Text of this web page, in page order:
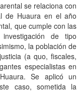
se relaciona con
de Huaura en el año
que cumple con las
de tipo
la población de
(a quo, fiscales,
especialistas en
Se aplicó un
caso, sometida la